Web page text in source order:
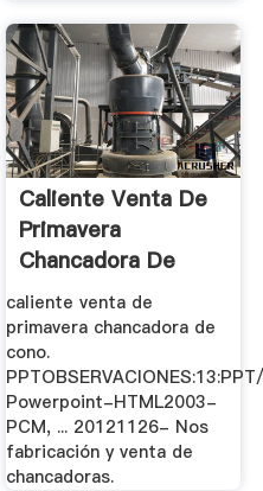
Caliente Venta De
Primavera
Chancadora De
Cono
caliente venta de
primavera chancadora de
cono.
Powerpoint-HTML2003-
PCM, ... 20121126- Nos
fabricación y venta de
chancadoras.